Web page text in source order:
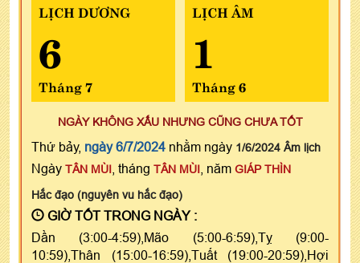
LỊCH DƯƠNG
6
Tháng 7
LỊCH ÂM
1
Tháng 6
NGÀY KHÔNG XẤU NHƯNG CŨNG CHƯA TỐT
Thứ bảy, ngày 6/7/2024 nhằm ngày 1/6/2024 Âm lịch
Ngày TÂN MÙI , tháng TÂN MÙI , năm GIÁP THÌN
Hắc đạo (nguyên vu hắc đạo)
GIỜ TỐT TRONG NGÀY :
Dần (3:00-4:59),Mão (5:00-6:59),Tỵ (9:00-
10:59),Thân (15:00-16:59),Tuất (19:00-20:59),Hợi